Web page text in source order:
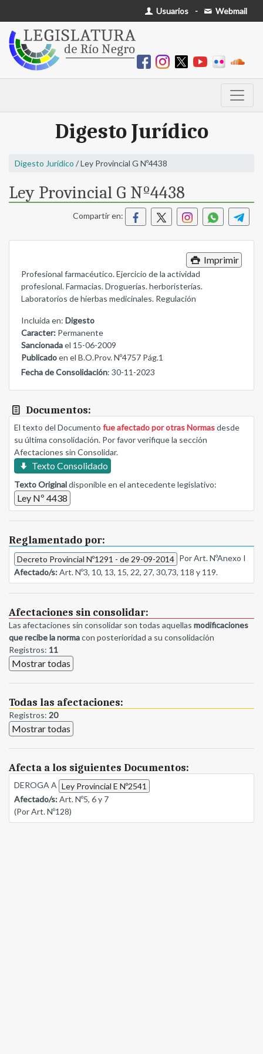
Usuarios - Webmail
Digesto Jurídico
Digesto Jurídico / Ley Provincial G Nº4438
Ley Provincial G Nº4438
Compartir en:
Imprimir
Profesional farmacéutico. Ejercicio de la actividad
profesional. Farmacias. Droguerías. herboristerías.
Laboratorios de hierbas medicinales. Regulación
Incluida en: Digesto
Caracter: Permanente
Sancionadael 15-06-2009
Publicadoen el B.O.Prov. Nº4757 Pág.1
Fecha de Consolidación: 30-11-2023
Documentos:
El texto del Documento fue afectado por otras Normasdesde
su última consolidación. Por favor verifique la sección
Afectaciones sin Consolidar.
Texto Consolidado
Texto Originaldisponible en el antecedente legislativo:
Ley Nº 4438
Reglamentado por:
Decreto Provincial Nº1291 - de 29-09-2014 Por Art. NºAnexo I
Afectado/s:Art. Nº3, 10, 13, 15, 22, 27, 30,73, 118 y 119.
Afectaciones sin consolidar:
Las afectaciones sin consolidar son todas aquellas modificaciones
que recibe la normacon posterioridad a su consolidación
Registros: 11
Mostrar todas
Todas las afectaciones:
Registros: 20
Mostrar todas
Afecta a los siguientes Documentos:
DEROGA A Ley Provincial E Nº2541
Afectado/s:Art. Nº5, 6 y 7
(Por Art. Nº128)